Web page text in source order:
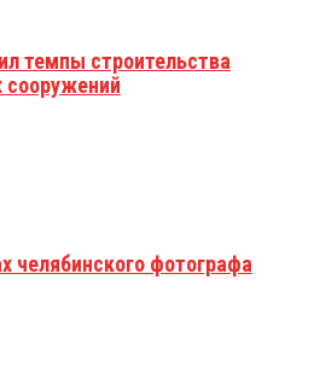
темпы строительства
сооружений
челябинского фотографа